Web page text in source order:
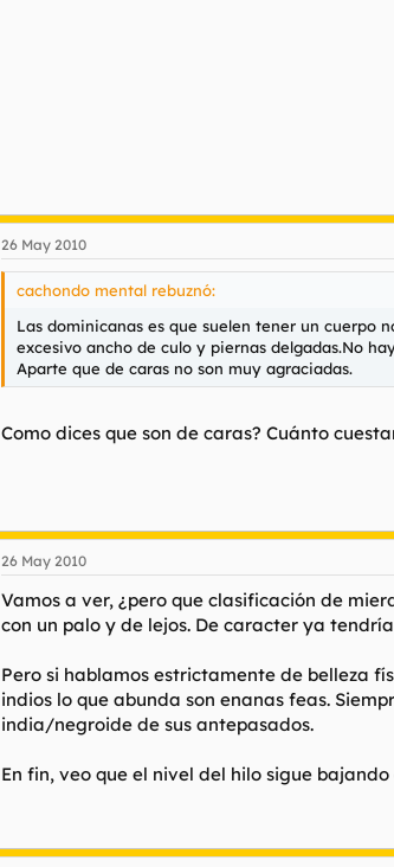
26 May 2010
cachondo mental rebuznó:
Las dominicanas es que suelen tener un cuerpo
excesivo ancho de culo y piernas delgadas.No
Aparte que de caras no son muy agraciadas.
Como dices que son de caras? Cuánto
26 May 2010
Vamos a ver, ¿pero que clasificación de
con un palo y de lejos. De caracter ya
Pero si hablamos estrictamente de belleza
indios lo que abunda son enanas feas.
india/negroide de sus antepasados.
En fin, veo que el nivel del hilo sigue bajando